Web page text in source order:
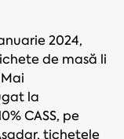
2024,
de masă li
la
CASS, pe
tichetele